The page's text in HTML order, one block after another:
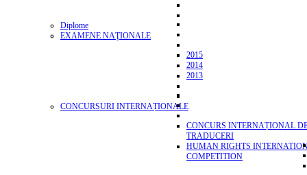
Diplome
EXAMENE NAŢIONALE
2015
2014
2013
CONCURSURI INTERNAȚIONALE
CONCURS INTERNAȚIONAL
TRADUCERI
HUMAN RIGHTS
COMPETITION